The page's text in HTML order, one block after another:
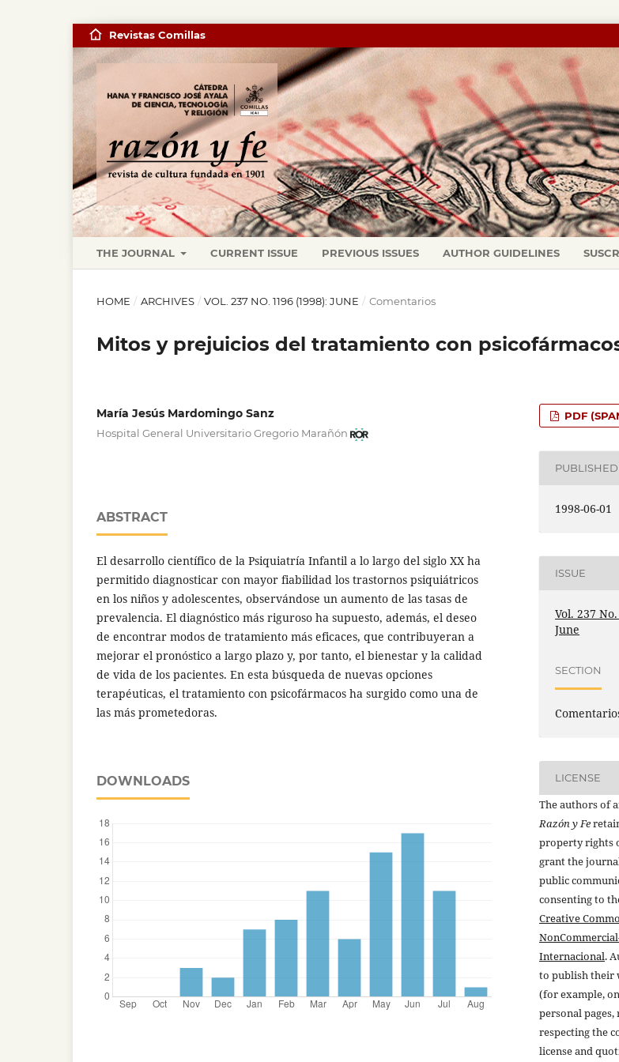
THE JOURNAL CURRENT ISSUE PREVIOUS ISSUES AUTHOR GUIDELINES
Revistas Comillas
HOME / ARCHIVES / VOL. 237 NO. 1196 (1998): JUNE / Comentarios
Mitos y prejuicios del tratamiento con
María Jesús Mardomingo Sanz
Hospital General Universitario Gregorio Marañón
ABSTRACT
El desarrollo científico de la Psiquiatría Infantil a lo largo del siglo XX ha
permitido diagnosticar con mayor fiabilidad los trastornos psiquiátricos
en los niños y adolescentes, observándose un aumento de las tasas de
prevalencia. El diagnóstico más riguroso ha supuesto, además, el deseo
de encontrar modos de tratamiento más eficaces, que contribuyeran a
mejorar el pronóstico a largo plazo y, por tanto, el bienestar y la calidad
de vida de los pacientes. En esta búsqueda de nuevas opciones
terapéuticas, el tratamiento con psicofármacos ha surgido como una de
las más prometedoras.
DOWNLOADS
PDF
PUBLISHED
1998-06-01
ISSUE
Vol. 237
June
SECTION
LICENSE
The authors of
Razón y Fe
property rights
grant the
public
consenting to
Creative
Internacional.
to publish their
(for example,
personal
respecting the
license and